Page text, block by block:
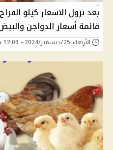
بعد نزول الاسعار كيلو
قائمة أسعار الدواجن
الأربعاء 25/ديسمبر/2024 - 12:09 م